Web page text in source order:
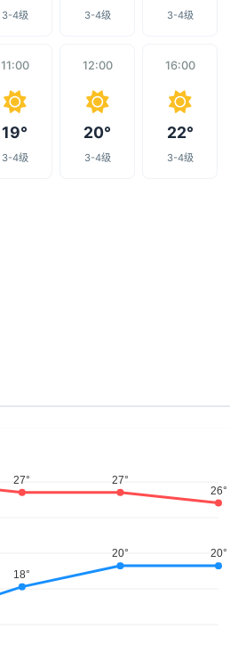
3-4级 3-4级 3-4级
11:00
19°
3-4级
12:00
20°
3-4级
16:00
22°
3-4级